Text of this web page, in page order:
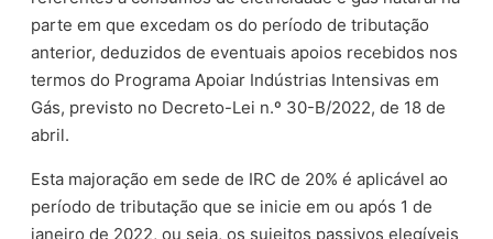
parte em que excedam os do período de tributação
anterior, deduzidos de eventuais apoios recebidos nos
termos do Programa Apoiar Indústrias Intensivas em
Gás, previsto no Decreto-Lei n.º 30-B/2022, de 18 de
abril.
Esta majoração em sede de IRC de 20% é aplicável ao
período de tributação que se inicie em ou após 1 de
janeiro de 2022, ou seja, os sujeitos passivos elegíveis